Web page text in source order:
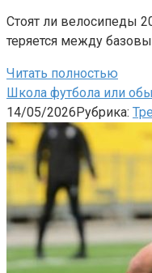
Стоят ли велосипеды
теряется между
Читать полностью
Школа футбола или
14/05/2026Рубрика: